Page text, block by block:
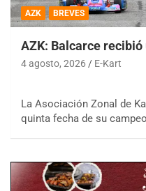
AZK BREVES
AZK: Balcarce
4 agosto, 2026 E-Kart
La Asociación Zonal de
quinta fecha de su